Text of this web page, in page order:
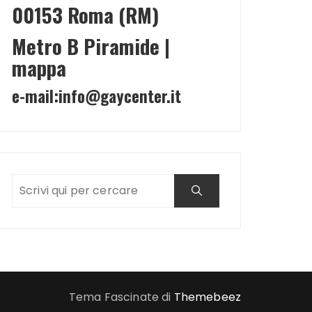
00153 Roma (RM)
Metro B Piramide |
mappa
e-mail:info@gaycenter.it
Tema Fascinate di Themebeez